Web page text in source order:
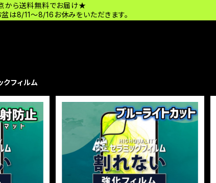
から送料無料でお届け★
盆は8/11〜8/16お休みをいただきます。
クフィルム